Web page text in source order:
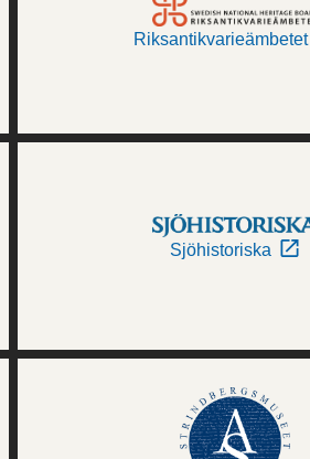
Riksantikvarieämbetet
Sjöhistoriska